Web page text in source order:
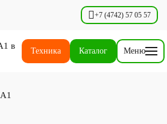
+7 (4742) 57 05 57
Техника Каталог Меню